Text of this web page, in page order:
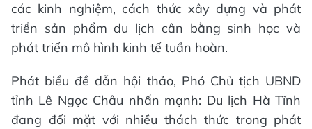
các kinh nghiệm, cách thức xây dựng và phát
triển sản phẩm du lịch cân bằng sinh học và
phát triển mô hình kinh tế tuần hoàn.
Phát biểu đề dẫn hội thảo, Phó Chủ tịch UBND
tỉnh Lê Ngọc Châu nhấn mạnh: Du lịch Hà Tĩnh
đang đối mặt với nhiều thách thức trong phát